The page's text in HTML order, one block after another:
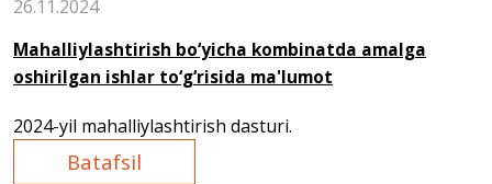
26.11.2024
Mahalliylashtirish bo‘yicha kombinatda amalga
oshirilgan ishlar to‘g‘risida ma'lumot
2024-yil mahalliylashtirish dasturi.
Batafsil